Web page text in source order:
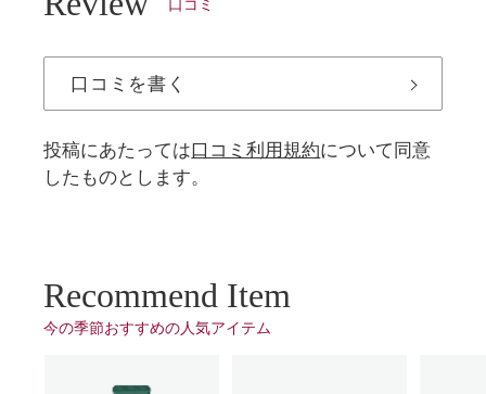
口コミを書く
投稿にあたっては口コミ利用規約について同意
したものとします。
Recommend Item
今の季節おすすめの⼈気アイテム